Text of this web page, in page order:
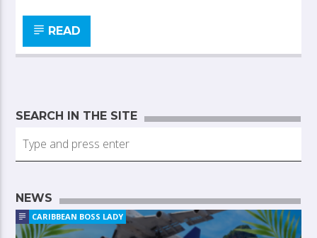
READ
SEARCH IN THE SITE
NEWS
CARIBBEAN BOSS LADY